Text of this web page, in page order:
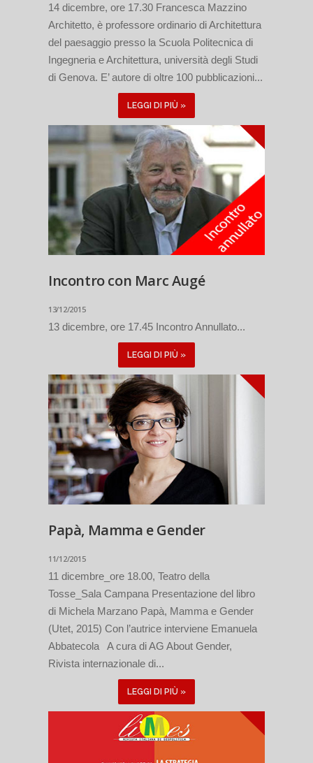
14 dicembre, ore 17.30 Francesca Mazzino
Architetto, è professore ordinario di Architettura
del paesaggio presso la Scuola Politecnica di
Ingegneria e Architettura, università degli Studi
di Genova. E’ autore di oltre 100 pubblicazioni...
LEGGI DI PIÙ »
Incontro con Marc Augé
13/12/2015
13 dicembre, ore 17.45 Incontro Annullato...
LEGGI DI PIÙ »
Papà, Mamma e Gender
11/12/2015
11 dicembre_ore 18.00, Teatro della
Tosse_Sala Campana Presentazione del libro
di Michela Marzano Papà, Mamma e Gender
(Utet, 2015) Con l’autrice interviene Emanuela
Abbatecola A cura di AG About Gender,
Rivista internazionale di...
LEGGI DI PIÙ »